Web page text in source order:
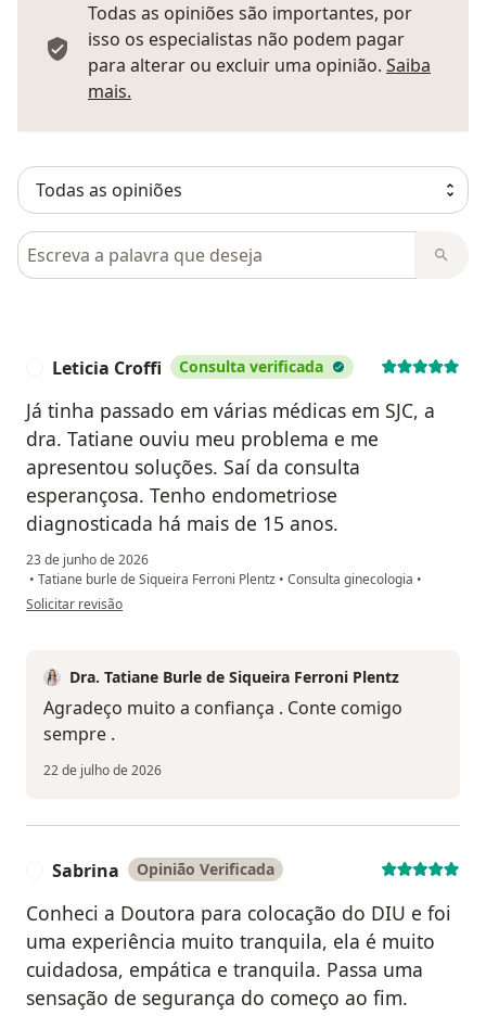
Todas as opiniões são importantes, por
isso os especialistas não podem pagar
para alterar ou excluir uma opinião. Saiba
mais.
Pesquisar em opiniões
Leticia Croffi Consulta verificada
Já tinha passado em várias médicas em SJC, a
dra. Tatiane ouviu meu problema e me
apresentou soluções. Saí da consulta
esperançosa. Tenho endometriose
diagnosticada há mais de 15 anos.
23 de junho de 2026
• Tatiane burle de Siqueira Ferroni Plentz • Consulta ginecologia •
na opinião do utilizador Leticia Croffi
Solicitar revisão
Dra. Tatiane Burle de Siqueira Ferroni Plentz
Agradeço muito a confiança . Conte comigo
sempre .
22 de julho de 2026
Sabrina Opinião Verificada
Conheci a Doutora para colocação do DIU e foi
uma experiência muito tranquila, ela é muito
cuidadosa, empática e tranquila. Passa uma
sensação de segurança do começo ao fim.